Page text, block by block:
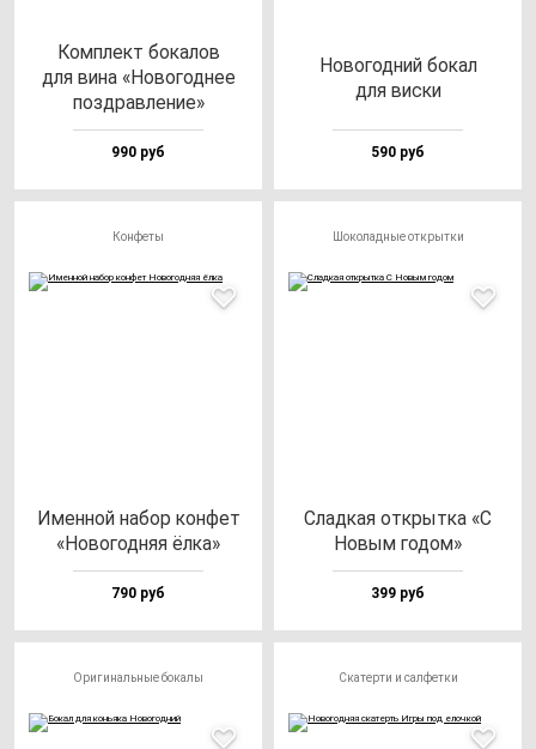
Ком­плект бо­ка­лов
для ви­на «Ново­год­нее
поз­драв­ле­ние»
990 руб
Ново­год­ний бо­кал
для вис­ки
590 руб
Конфеты
Имен­ной на­бор кон­фет
«Ново­год­няя ёл­ка»
790 руб
Шоколадные открытки
Слад­кая от­крыт­ка «С
Новым го­дом»
399 руб
Оригинальные бокалы Скатерти и салфетки